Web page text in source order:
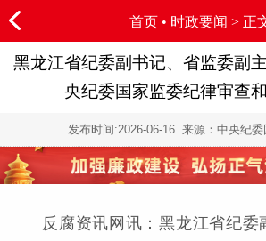
首页• 时政要闻 > 正
黑龙江省纪委副书记、省监委副
央纪委国家监委纪律审查
发布时间:2026-06-16来源：中央纪委
反腐资讯网讯：黑龙江省纪委